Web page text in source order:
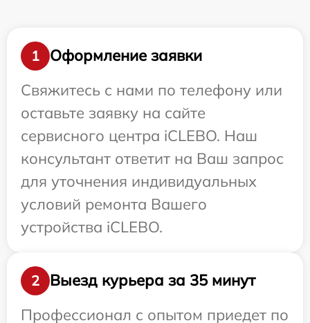
1
Оформление заявки
Свяжитесь с нами по телефону или
оставьте заявку на сайте
сервисного центра iCLEBO. Наш
консультант ответит на Ваш запрос
для уточнения индивидуальных
условий ремонта Вашего
устройства iCLEBO.
2
Выезд курьера за 35 минут
Профессионал с опытом приедет по